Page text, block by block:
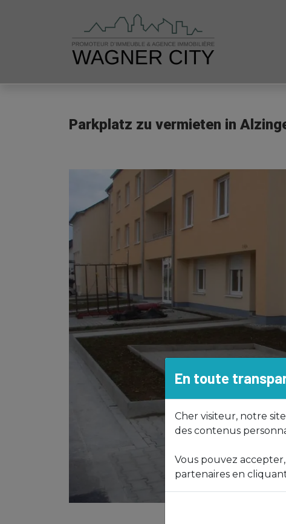
Parkplatz zu vermieten in
En toute
Cher visiteur, notre
des contenus
Vous pouvez
partenaires en